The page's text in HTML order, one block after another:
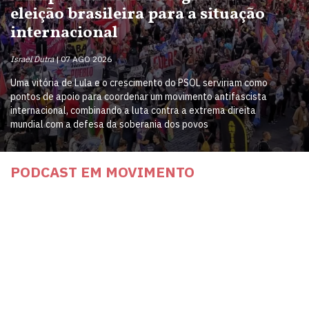
eleição brasileira para a situação
internacional
Israel Dutra 07 AGO 2026
Uma vitória de Lula e o crescimento do PSOL serviriam como
pontos de apoio para coordenar um movimento antifascista
internacional, combinando a luta contra a extrema direita
mundial com a defesa da soberania dos povos
PODCAST EM MOVIMENTO